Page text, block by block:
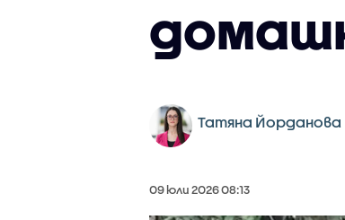
Татяна Йорданова
09 юли 2026 08:13